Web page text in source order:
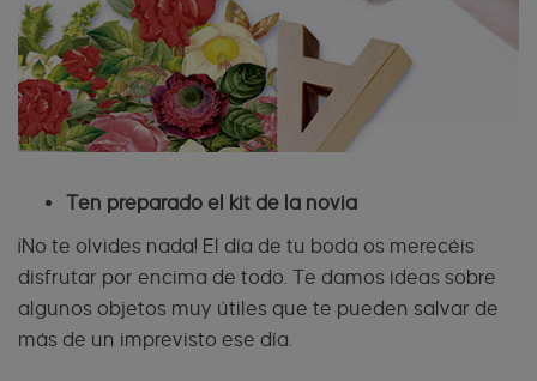
Ten preparado el kit de la novia
¡No te olvides nada! El día de tu boda os merecéis
disfrutar por encima de todo. Te damos ideas sobre
algunos objetos muy útiles que te pueden salvar de
más de un imprevisto ese día.